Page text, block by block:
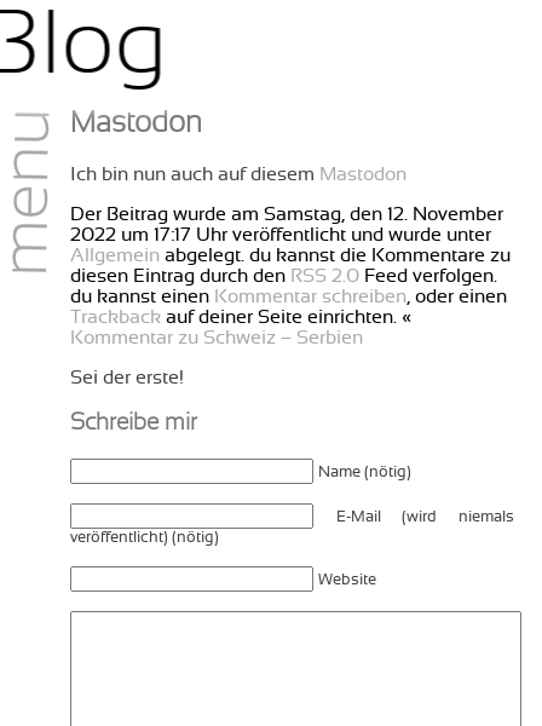
Mastodon
Ich bin nun auch auf diesem Mastodon
Der Beitrag wurde am Samstag, den 12. November
2022 um 17:17 Uhr veröffentlicht und wurde unter
Allgemein abgelegt. du kannst die Kommentare zu
diesen Eintrag durch den RSS 2.0 Feed verfolgen.
du kannst einen Kommentar schreiben , oder einen
Trackback auf deiner Seite einrichten. «
Kommentar zu Schweiz – Serbien
Sei der erste!
Schreibe mir
Name (nötig)
E-Mail (wird niemals
veröffentlicht) (nötig)
Website